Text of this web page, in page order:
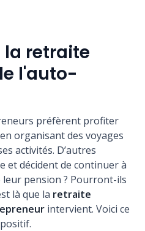
la retraite
l'auto-
préfèrent profiter
organisant des voyages
activités. D’autres
et décident de continuer à
leur pension ? Pourront-ils
là que la retraite
intervient. Voici ce